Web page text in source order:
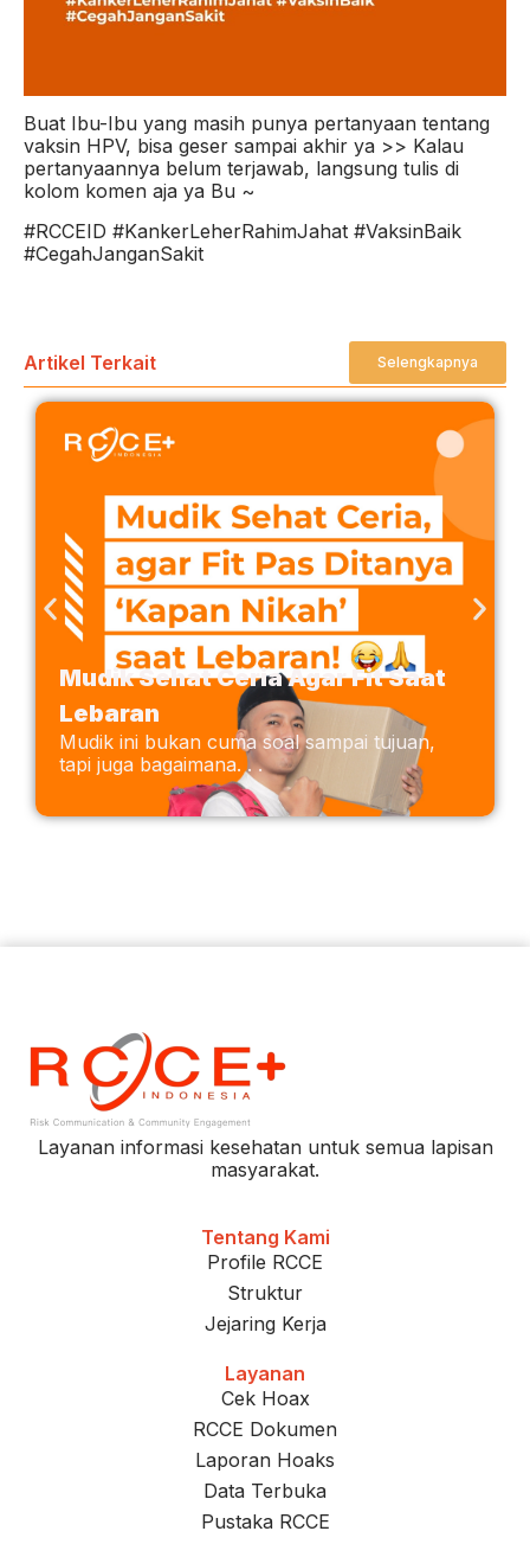
Buat Ibu-Ibu yang masih punya pertanyaan tentang
vaksin HPV, bisa geser sampai akhir ya >> Kalau
pertanyaannya belum terjawab, langsung tulis di
kolom komen aja ya Bu ~
#RCCEID #KankerLeherRahimJahat #VaksinBaik
#CegahJanganSakit
Artikel Terkait Selengkapnya
Mudik Sehat Ceria Agar Fit Saat
Lebaran
Mudik ini bukan cuma soal sampai tujuan,
tapi juga bagaimana. . .
Layanan informasi kesehatan untuk semua lapisan
masyarakat.
Tentang Kami
Profile RCCE
Struktur
Jejaring Kerja
Layanan
Cek Hoax
RCCE Dokumen
Laporan Hoaks
Data Terbuka
Pustaka RCCE